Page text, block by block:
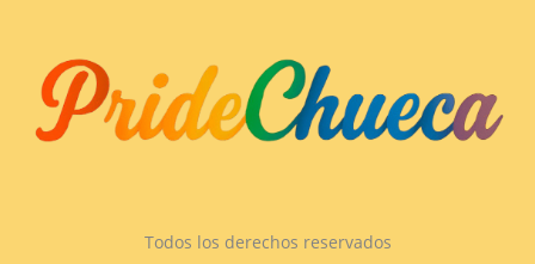
Todos los derechos reservados